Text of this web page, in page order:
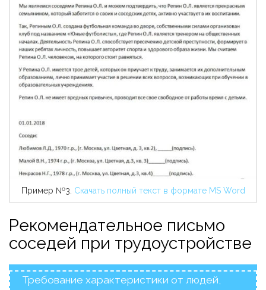
Пример №3. Скачать полный текст в формате MS Word
Рекомендательное письмо
соседей при трудоустройстве
Требование характеристики от людей,